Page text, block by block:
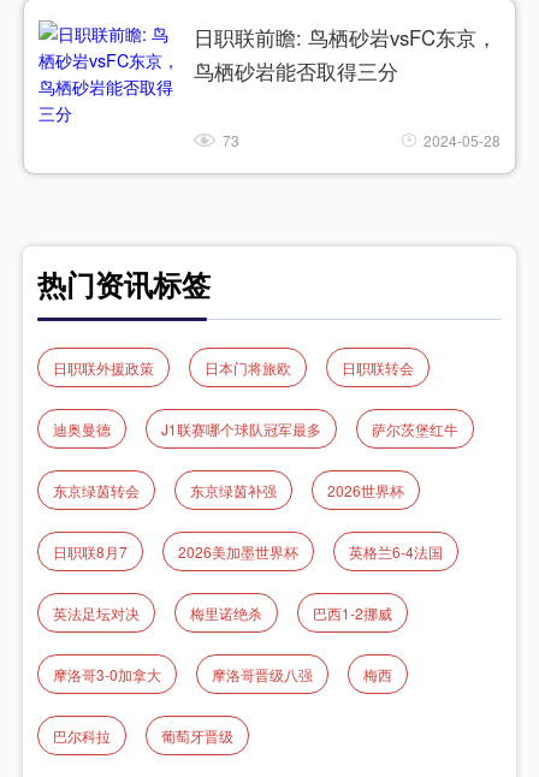
日职联前瞻: 鸟栖砂岩vsFC东京，
鸟栖砂岩能否取得三分
73 2024-05-28
热门资讯标签
日职联外援政策 日本门将旅欧 日职联转会
迪奥曼德 J1联赛哪个球队冠军最多 萨尔茨堡红牛
东京绿茵转会 东京绿茵补强 2026世界杯
日职联8月7 2026美加墨世界杯 英格兰6-4法国
英法足坛对决 梅里诺绝杀 巴西1-2挪威
摩洛哥3-0加拿大 摩洛哥晋级八强 梅西
巴尔科拉 葡萄牙晋级